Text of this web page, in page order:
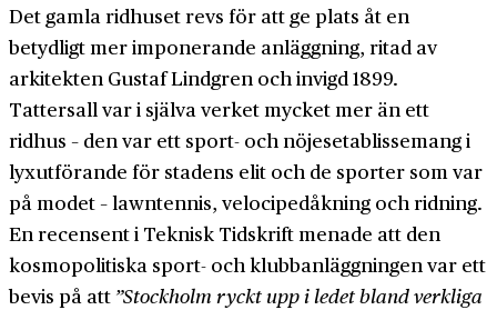
Det gamla ridhuset revs för att ge plats åt en
betydligt mer imponerande anläggning, ritad av
arkitekten Gustaf Lindgren och invigd 1899.
Tattersall var i själva verket mycket mer än ett
ridhus – den var ett sport- och nöjes­etablissemang i
lyx­utförande för stadens elit och de sporter som var
på modet – lawntennis, velociped­åkning och ridning.
En recensent i Teknisk Tidskrift menade att den
kosmopolitiska sport- och klubb­anläggningen var ett
bevis på att ”Stockholm ryckt upp i ledet bland verkliga